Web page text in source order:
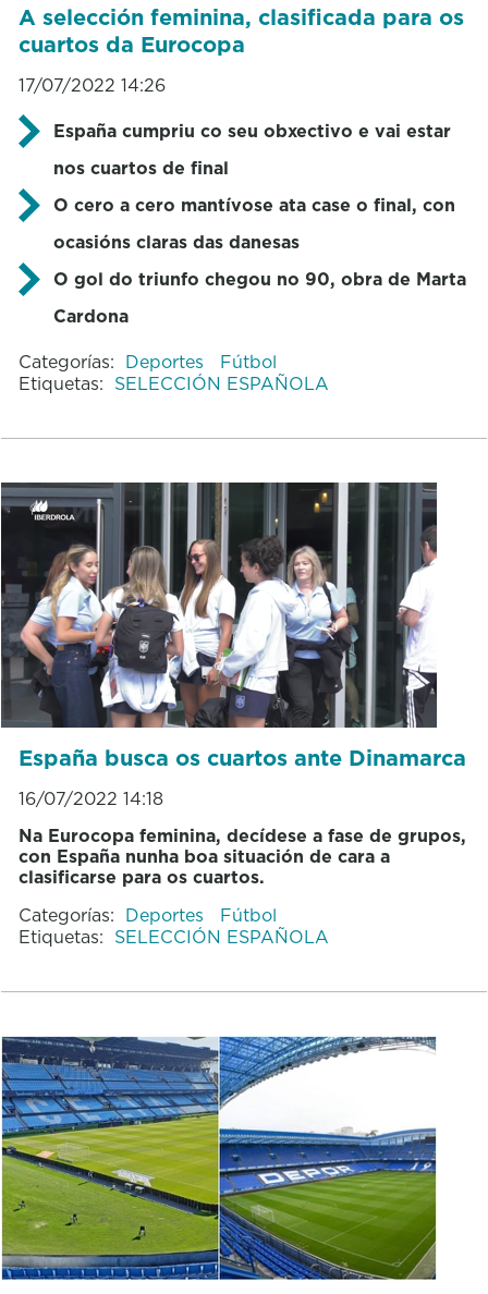
A selección feminina, clasificada para os
cuartos da Eurocopa
17/07/2022 14:26
España cumpriu co seu obxectivo e vai estar
nos cuartos de final
O cero a cero mantívose ata case o final, con
ocasións claras das danesas
O gol do triunfo chegou no 90, obra de Marta
Cardona
Categorías: Deportes
Fútbol
Etiquetas: SELECCIÓN ESPAÑOLA
España busca os cuartos ante Dinamarca
16/07/2022 14:18
Na Eurocopa feminina, decídese a fase de grupos,
con España nunha boa situación de cara a
clasificarse para os cuartos.
Categorías: Deportes
Fútbol
Etiquetas: SELECCIÓN ESPAÑOLA